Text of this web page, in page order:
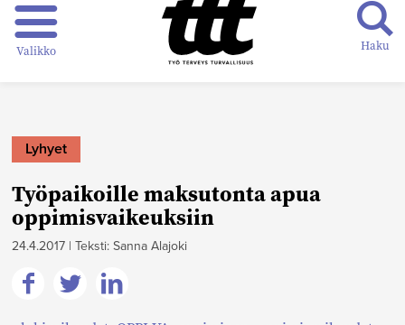
Valikko Haku
Lyhyet
Työpaikoille maksutonta apua
oppimisvaikeuksiin
24.4.2017 | Teksti: Sanna Alajoki
Jaa
Jaa
Jaa